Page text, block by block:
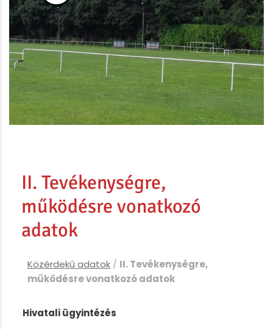
II. Tevékenységre,
működésre vonatkozó
adatok
Közérdekű adatok / II. Tevékenységre,
működésre vonatkozó adatok
Hivatali ügyintézés